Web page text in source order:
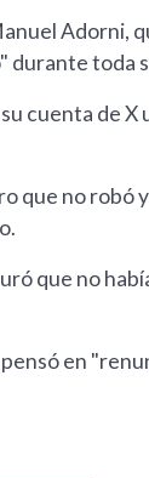
Adorni,
durante toda
cuenta de
que no robó
que no
en